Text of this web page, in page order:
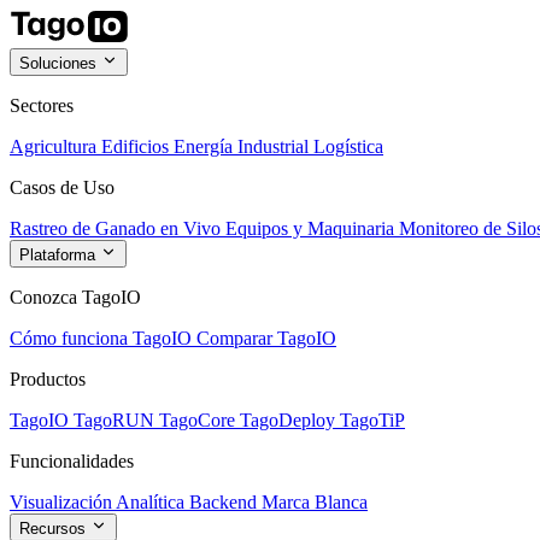
Soluciones
Sectores
Agricultura Edificios Energía Industrial Logística
Casos de Uso
Rastreo de Ganado en Vivo Equipos y Maquinaria Monitoreo de
Plataforma
Conozca TagoIO
Cómo funciona TagoIO Comparar TagoIO
Productos
TagoIO TagoRUN TagoCore TagoDeploy TagoTiP
Funcionalidades
Visualización Analítica Backend Marca Blanca
Recursos